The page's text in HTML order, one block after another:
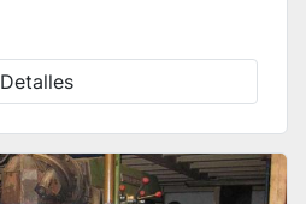
Detalles